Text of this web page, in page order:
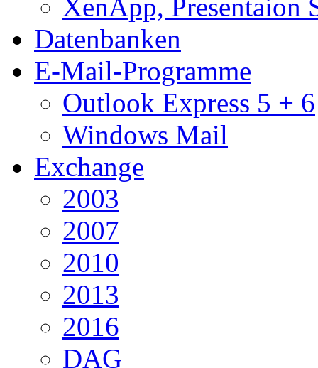
XenApp, Presentaion
Datenbanken
E-Mail-Programme
Outlook Express 5 + 6
Windows Mail
Exchange
2003
2007
2010
2013
2016
DAG